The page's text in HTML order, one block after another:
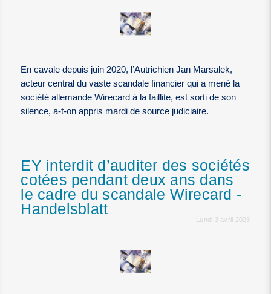
En cavale depuis juin 2020, l’Autrichien Jan Marsalek,
acteur central du vaste scandale financier qui a mené la
société allemande Wirecard à la faillite, est sorti de son
silence, a-t-on appris mardi de source judiciaire.
EY interdit d’auditer des sociétés
cotées pendant deux ans dans
le cadre du scandale Wirecard -
Handelsblatt
Lundi 3 avril 2023